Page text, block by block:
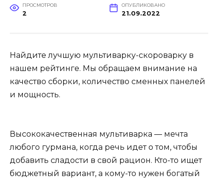
ПРОСМОТРОВ
2
ОПУБЛИКОВАНО
21.09.2022
Найдите лучшую мультиварку-скороварку в
нашем рейтинге. Мы обращаем внимание на
качество сборки, количество сменных панелей
и мощность.
Высококачественная мультиварка — мечта
любого гурмана, когда речь идет о том, чтобы
добавить сладости в свой рацион. Кто-то ищет
бюджетный вариант, а кому-то нужен богатый